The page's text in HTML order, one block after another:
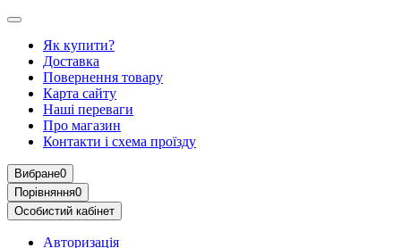
Як купити?
Доставка
Повернення товару
Карта сайту
Наші переваги
Про магазин
Контакти і схема проїзду
Вибране0
Порівняння0
Особистий кабінет
Авторизація